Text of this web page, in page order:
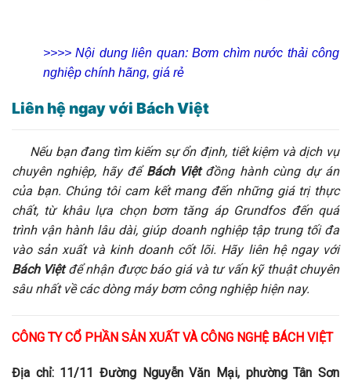
>>>> Nội dung liên quan: Bơm chìm nước thải công
nghiệp chính hãng, giá rẻ
Liên hệ ngay với Bách Việt
Nếu bạn đang tìm kiếm sự ổn định, tiết kiệm và dịch vụ
chuyên nghiệp, hãy để Bách Việtđồng hành cùng dự án
của bạn. Chúng tôi cam kết mang đến những giá trị thực
chất, từ khâu lựa chọn bơm tăng áp Grundfos đến quá
trình vận hành lâu dài, giúp doanh nghiệp tập trung tối đa
vào sản xuất và kinh doanh cốt lõi. Hãy liên hệ ngay với
Bách Việtđể nhận được báo giá và tư vấn kỹ thuật chuyên
sâu nhất về các dòng máy bơm công nghiệp hiện nay.
CÔNG TY CỔ PHẦN SẢN XUẤT VÀ CÔNG NGHỆ BÁCH VIỆT
Địa chỉ: 11/11 Đường Nguyễn Văn Mại, phường Tân Sơn